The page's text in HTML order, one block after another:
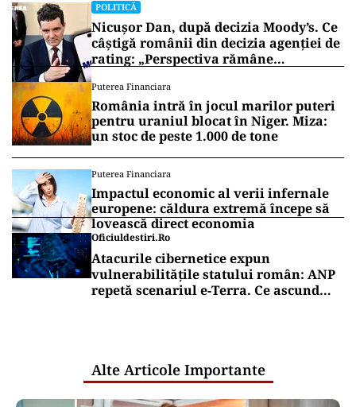
POLITICĂ
Nicușor Dan, după decizia Moody’s. Ce
câștigă românii din decizia agenției de
rating: „Perspectiva rămâne
Puterea Financiara
România intră în jocul marilor puteri
pentru uraniul blocat în Niger. Miza:
un stoc de peste 1.000 de tone
Puterea Financiara
Impactul economic al verii infernale
europene: căldura extremă începe să
lovească direct economia
Oficiuldestiri.ro
Atacurile cibernetice expun
vulnerabilitățile statului român: ANP
repetă scenariul e‑Terra. Ce ascund
Alte Articole Importante